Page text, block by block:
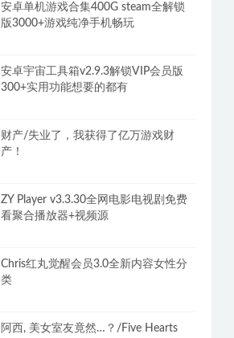
安卓单机游戏合集400G steam全解锁
版3000+游戏纯净手机畅玩
安卓宇宙工具箱v2.9.3解锁VIP会员版
300+实用功能想要的都有
财产/失业了，我获得了亿万游戏财
产！
ZY Player v3.3.30全网电影电视剧免费
看聚合播放器+视频源
Chris红丸觉醒会员3.0全新内容女性分
类
阿西, 美女室友竟然…？/Five Hearts